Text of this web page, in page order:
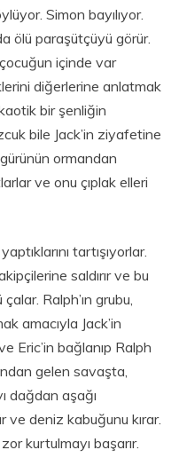
Simon bayılıyor.
ölü paraşütçüyü görür.
içinde var
diğerlerine anlatmak
bir şenliğin
bile Jack’in ziyafetine
ormandan
ve onu çıplak elleri
tartışıyorlar.
saldırır ve bu
Ralph’ın grubu,
amacıyla Jack’in
Eric’in bağlanıp Ralph
gelen savaşta,
dağdan aşağı
ve deniz kabuğunu kırar.
kurtulmayı başarır.